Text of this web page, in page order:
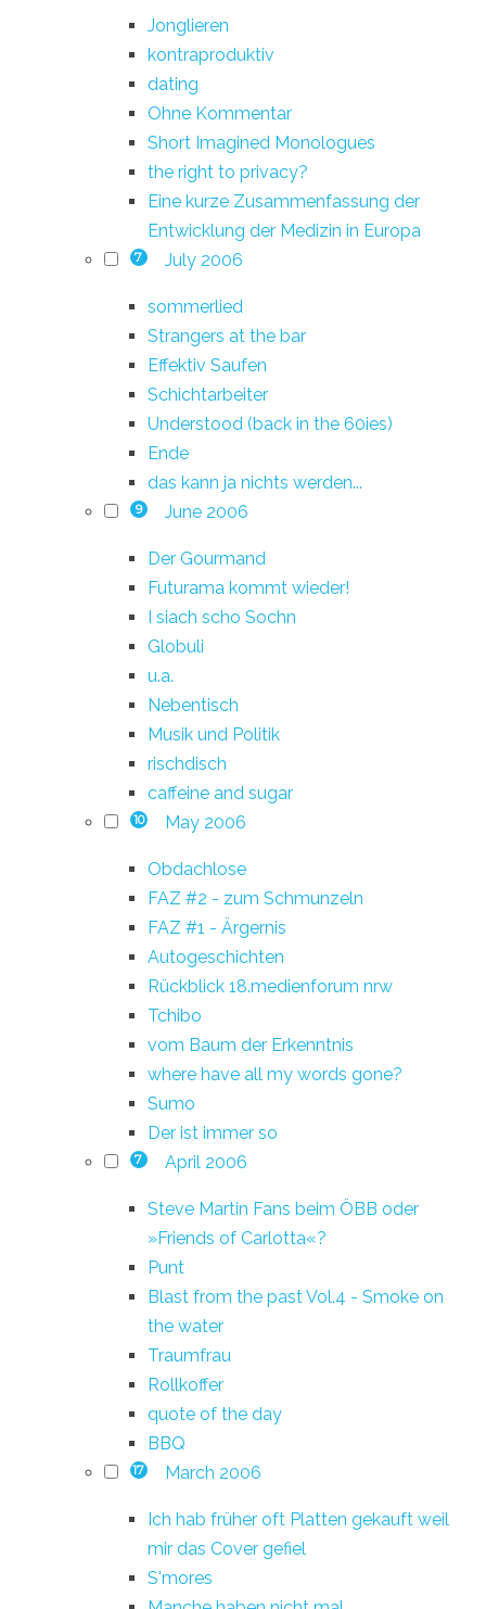
Jonglieren
kontraproduktiv
dating
Ohne Kommentar
Short Imagined Monologues
the right to privacy?
Eine kurze Zusammenfassung der
Entwicklung der Medizin in Europa
7 July 2006
sommerlied
Strangers at the bar
Effektiv Saufen
Schichtarbeiter
Understood (back in the 60ies)
Ende
das kann ja nichts werden...
9 June 2006
Der Gourmand
Futurama kommt wieder!
I siach scho Sochn
Globuli
u.a.
Nebentisch
Musik und Politik
rischdisch
caffeine and sugar
10 May 2006
Obdachlose
FAZ #2 - zum Schmunzeln
FAZ #1 - Ärgernis
Autogeschichten
Rückblick 18.medienforum nrw
Tchibo
vom Baum der Erkenntnis
where have all my words gone?
Sumo
Der ist immer so
7 April 2006
Steve Martin Fans beim ÖBB oder
»Friends of Carlotta«?
Punt
Blast from the past Vol.4 - Smoke on
the water
Traumfrau
Rollkoffer
quote of the day
BBQ
17 March 2006
Ich hab früher oft Platten gekauft weil
mir das Cover gefiel
S'mores